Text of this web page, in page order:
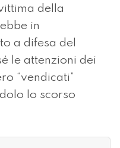
della
in
a difesa del
le attenzioni dei
“vendicati”
lo scorso